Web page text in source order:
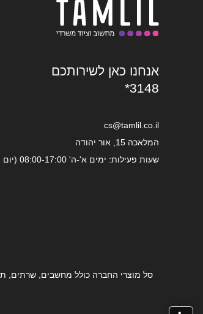
אנחנו כאן לשירותכם
*3148
cs@tamlil.co.il
המלאכה 15, אור יהודה
שעות פעילות: ימים א'-ה' 08:00-17:00 (יום ו' סגור)
סל מוצרי החברה כולל מחשבים, שרתים,